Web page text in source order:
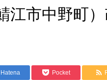
江市中野町
Hatena Pocket